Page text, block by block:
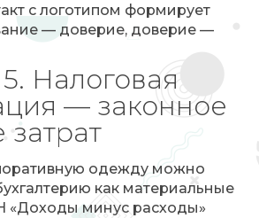
с логотипом формирует
— доверие, доверие —
Налоговая
— законное
одежду можно
как материальные
«Доходы минус расходы»